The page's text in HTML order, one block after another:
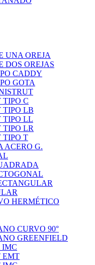
UNA OREJA
DOS OREJAS
CADDY
GOTA
TIPO C
TIPO LB
TIPO LL
TIPO LR
TIPO T
ACERO G.
HERMÉTICO
CURVO 90°
GREENFIELD
IMC
EMT